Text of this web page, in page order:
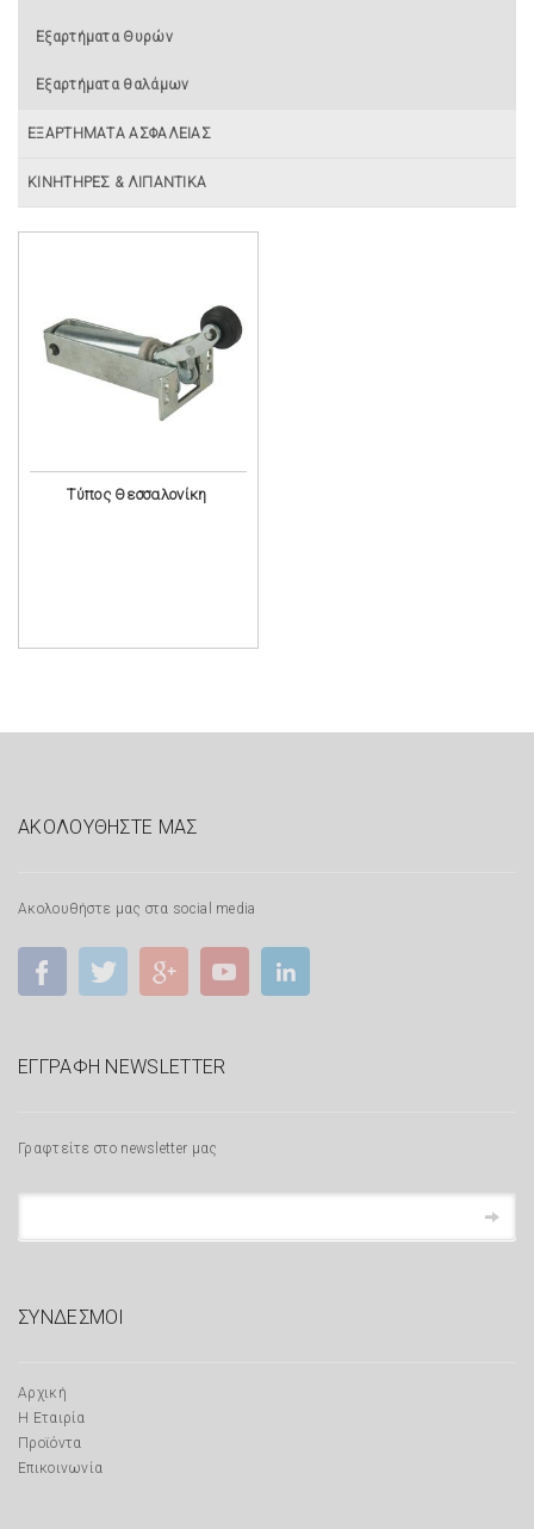
Εξαρτήματα Θυρών
Εξαρτήματα θαλάμων
ΕΞΑΡΤΗΜΑΤΑ ΑΣΦΑΛΕΙΑΣ
ΚΙΝΗΤΗΡΕΣ & ΛΙΠΑΝΤΙΚΑ
Τύπος Θεσσαλονίκη
ΑΚΟΛΟΥΘΗΣΤΕ ΜΑΣ
Ακολουθήστε μας στα social media
ΕΓΓΡΑΦΗ NEWSLETTER
Γραφτείτε στο newsletter μας
ΣΥΝΔΕΣΜΟΙ
Αρχική
Η Εταιρία
Προϊόντα
Επικοινωνία